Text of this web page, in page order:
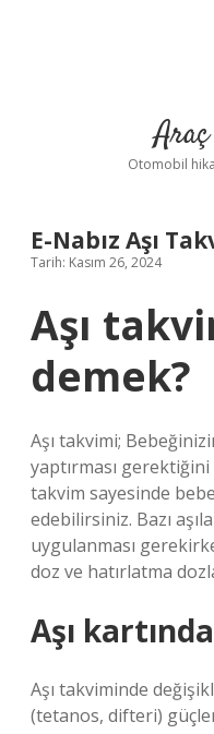
Otomobil
E-Nabız Aşı
Tarih: Kasım 26, 2024
Aşı
demek?
Aşı takvimi;
yaptırması
takvim sayesinde
edebilirsiniz. Bazı
uygulanması
doz ve hatırlatma
Aşı
Aşı takviminde
(tetanos, difteri)